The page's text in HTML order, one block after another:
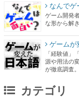
なんでゲ
ゲーム開発
な形から解
ゲームが
「経験値
源や用法の
が徹底調査。
カテゴリ